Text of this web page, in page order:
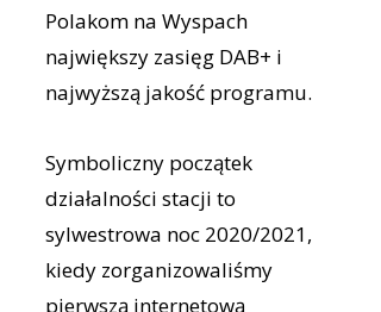
Polakom na Wyspach
największy zasięg DAB+ i
najwyższą jakość programu.
Symboliczny początek
działalności stacji to
sylwestrowa noc 2020/2021,
kiedy zorganizowaliśmy
pierwszą internetową